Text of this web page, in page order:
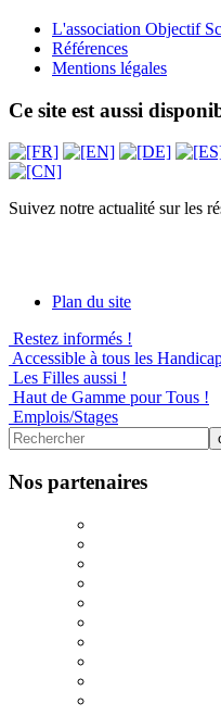
L'association Objectif
Références
Mentions légales
Ce site est aussi
Suivez notre actualité sur les
Plan du site
Restez informés !
Accessible à tous les
Les Filles aussi !
Haut de Gamme pour Tous !
Emplois/Stages
Nos partenaires